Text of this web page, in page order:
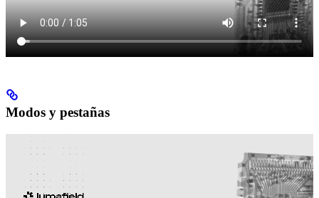
Modos y pestañas